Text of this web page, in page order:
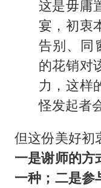
这是毋庸
宴，初衷
告别、同
的花销对
力，这样
怪发起者
但这份美好初
一是谢师的方
一种；二是参